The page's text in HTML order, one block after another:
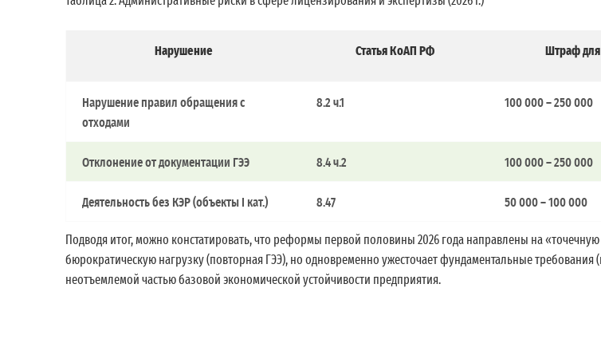
Нарушение Статья КоАП РФ Штраф
Нарушение правил обращения с
отходами
8.2 ч.1 100 000 – 250 000
Отклонение от документации ГЭЭ 8.4 ч.2 100 000 – 250 000
Деятельность без КЭР (объекты I кат.) 8.47 50 000 – 100 000
Подводя итог, можно констатировать, что реформы первой половины 2026 года направлены на
бюрократическую нагрузку (повторная ГЭЭ), но одновременно ужесточает фундаментальные
неотъемлемой частью базовой экономической устойчивости предприятия.